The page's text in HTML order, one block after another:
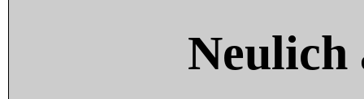
Neulich